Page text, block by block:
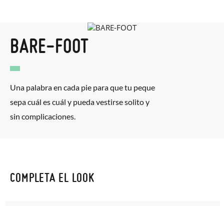
caso de que prefieras acelerar el envío, puedes por muy poco
más (3,95€) elegir Envío Urgente en Península.
En Baleares el tiempo de envío es de 3-4 días laborables.
elijas, y si cuando te lleguen no te valen, sólo tienes que entrar
en la secciónCambios & Devoluciones
BARE-FOOT
Una palabra en cada pie para que tu peque
sepa cuál es cuál y pueda vestirse solito y
sin complicaciones.
COMPLETA EL LOOK